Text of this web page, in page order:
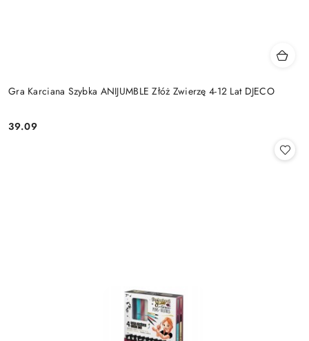
Gra Karciana Szybka ANIJUMBLE Złóż Zwierzę 4-12 Lat DJECO
Cena:
39.09